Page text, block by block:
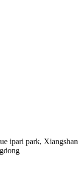
ipari park, Xiangshan